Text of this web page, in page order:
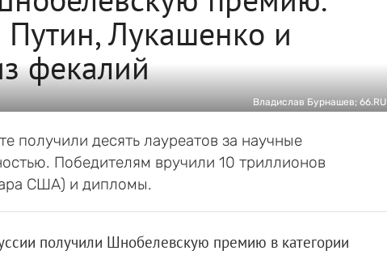
Лукашенко и
фекалий
Владислав Бурнашев; 66.RU
получили десять лауреатов за научные
Победителям вручили 10 триллионов
США) и дипломы.
получили Шнобелевскую премию в категории